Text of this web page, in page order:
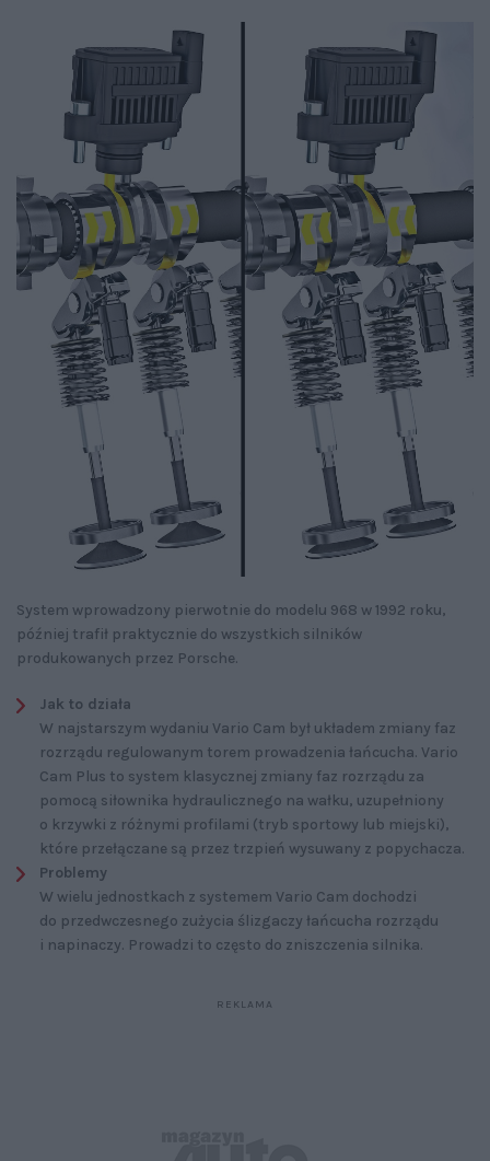
System wprowadzony pierwotnie do modelu 968 w 1992 roku,
później trafił praktycznie do wszystkich silników
produkowanych przez Porsche.
Jak to działa
W najstarszym wydaniu Vario Cam był układem zmiany faz
rozrządu regulowanym torem prowadzenia łańcucha. Vario
Cam Plus to system klasycznej zmiany faz rozrządu za
pomocą siłownika hydraulicznego na wałku, uzupełniony
o krzywki z różnymi profilami (tryb sportowy lub miejski),
które przełączane są przez trzpień wysuwany z popychacza.
Problemy
W wielu jednostkach z systemem Vario Cam dochodzi
do przedwczesnego zużycia ślizgaczy łańcucha rozrządu
i napinaczy. Prowadzi to często do zniszczenia silnika.